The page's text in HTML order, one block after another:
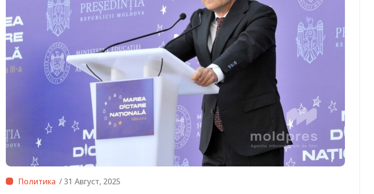
/ 31 Август, 2025
провёл встречу с послом Италии
Джузеппе Мария Перриконе